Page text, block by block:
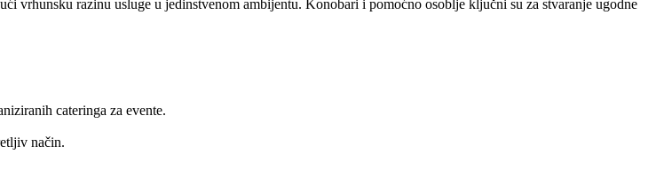
vrhunsku razinu usluge u jedinstvenom ambijentu. Konobari i pomoćno osoblje ključni su za stvaranje ugodne
cateringa za evente.
način.